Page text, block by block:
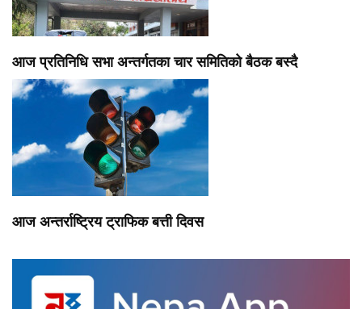
आज प्रतिनिधि सभा अन्तर्गतका चार समितिको बैठक बस्दै
आज अन्तर्राष्ट्रिय ट्राफिक बत्ती दिवस